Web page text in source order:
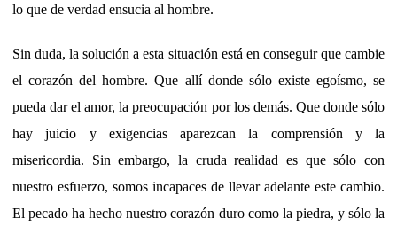
lo que de verdad ensucia al hombre.
Sin duda, la solución a esta situación está en conseguir que cambie
el corazón del hombre. Que allí donde sólo existe egoísmo, se
pueda dar el amor, la preocupación por los demás. Que donde sólo
hay juicio y exigencias aparezcan la comprensión y la
misericordia. Sin embargo, la cruda realidad es que sólo con
nuestro esfuerzo, somos incapaces de llevar adelante este cambio.
El pecado ha hecho nuestro corazón duro como la piedra, y sólo la